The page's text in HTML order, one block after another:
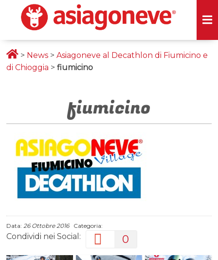
> News >Asiagoneve al Decathlon di Fiumicino e
di Chioggia >fiumicino
fiumicino
Data:26 Ottobre 2016Categoria:
Condividi nei Social: 0